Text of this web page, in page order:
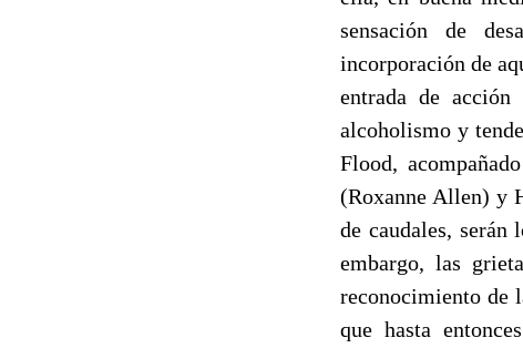
sensación de
incorporación de
entrada de
alcoholismo y
Flood,
(Roxanne Allen) y
de caudales, serán
embargo, las
reconocimiento de
que hasta